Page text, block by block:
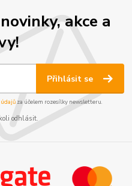
akce a
Přihlásit se
za účelem rozesílky newsletteru.
odhlásit.